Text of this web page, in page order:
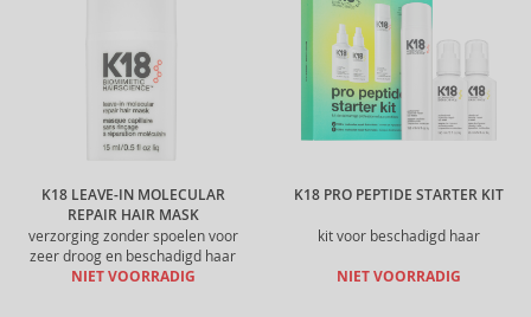
K18 LEAVE-IN MOLECULAR
REPAIR HAIR MASK
verzorging zonder spoelen voor
zeer droog en beschadigd haar
NIET VOORRADIG
K18 PRO PEPTIDE STARTER KIT
kit voor beschadigd haar
NIET VOORRADIG